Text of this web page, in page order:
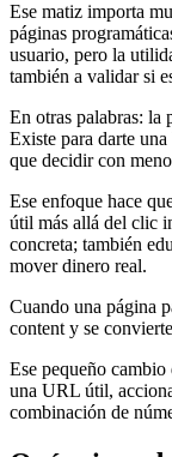
Ese matiz importa
páginas
usuario, pero la
también a validar si
En otras palabras: la
Existe para darte
que decidir con
Ese enfoque hace
útil más allá del clic
concreta; también
mover dinero real.
Cuando una página
content y se
Ese pequeño
una URL útil,
combinación de